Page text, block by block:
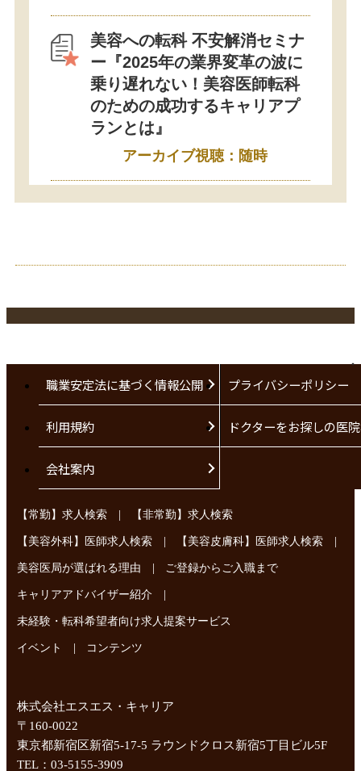
美容への転科 不安解消セミナ
ー『2025年の業界変革の波に
乗り遅れない！美容医師転科
のための成功するキャリアプ
ランとは』
アーカイブ視聴：随時
職業安定法に基づく情報公開 プライバシーポリシー
利用規約 ドクターをお探しの医
会社案内
【常勤】求人検索 | 【非常勤】求人検索
【美容外科】医師求人検索 | 【美容皮膚科】医師求人検索 |
美容医局が選ばれる理由 | ご登録からご入職まで
キャリアアドバイザー紹介 |
未経験・転科希望者向け求人提案サービス
イベント | コンテンツ
株式会社エスエス・キャリア
〒160-0022
東京都新宿区新宿5-17-5 ラウンドクロス新宿5丁目ビル5F
TEL：03-5155-3909